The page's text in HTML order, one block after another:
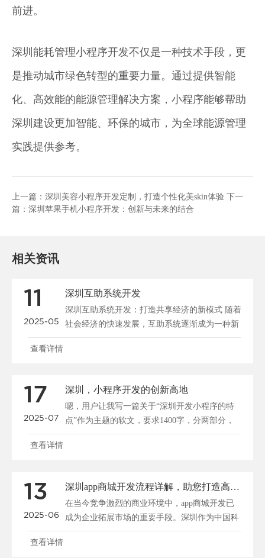
前进。
深圳能耗管理小程序开发不仅是一种技术手段，更
是推动城市绿色转型的重要力量。通过提供智能
化、高效能的能源管理解决方案，小程序能够帮助
深圳建设更加智能、环保的城市，为全球能源管理
实践提供参考。
上一篇： 深圳美容小程序开发定制，打造个性化美skin体验 下一
篇： 深圳苹果手机小程序开发：创新与未来的结合
相关资讯
11
2025-05
深圳互助系统开发
深圳互助系统开发：打造共享经济的新模式 随着
社会经济的快速发展，互助系统逐渐成为一种新
兴的社会组织形式，尤其在深圳这样的...
查看详情
17
2025-07
深圳，小程序开发的创新高地
嗯，用户让我写一篇关于“深圳开发小程序的特
点”作为主题的软文，要求1400字，分两部分，
每部分700字。我需要确定软文的...
查看详情
13
2025-06
深圳app商城开发流程详解，助您打造高效商业平台
在当今竞争激烈的商业环境中，app商城开发已
成为企业拓展市场的重要手段。深圳作为中国科
技中心，拥有丰富的开发资源和创新环...
查看详情